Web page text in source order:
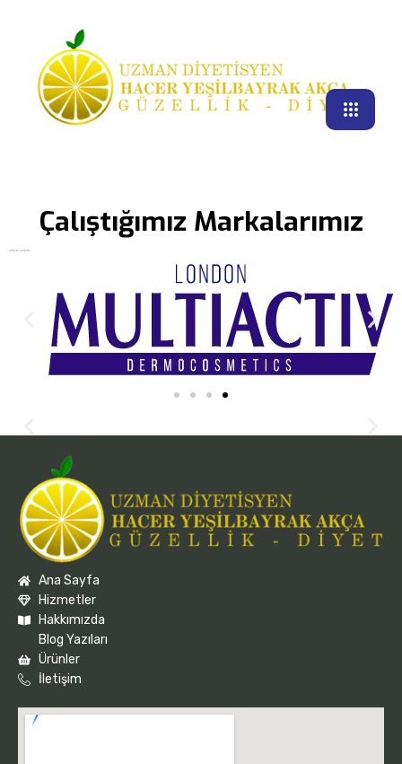
Çalıştığımız Markalarımız
Ana Sayfa
Hizmetler
Hakkımızda
Blog Yazıları
Ürünler
İletişim